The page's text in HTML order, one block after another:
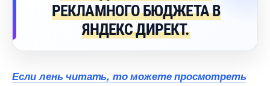
РЕКЛАМНОГО БЮДЖЕТА
ЯНДЕКС ДИРЕКТ.
Если лень читать, то можете просмотреть